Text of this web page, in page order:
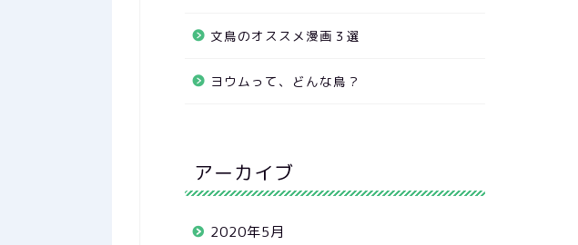
文鳥のオススメ漫画３選
ヨウムって、どんな鳥？
アーカイブ
2020年5月